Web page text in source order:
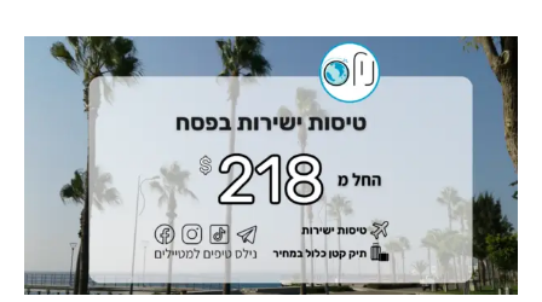
השנה
אתם
ממש
לא
נשארים
בבית!
✈️
🥨
חופשת